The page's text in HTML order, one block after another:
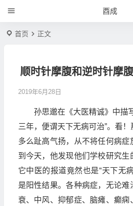
酉成
首页 正文
顺时针摩腹和逆时针摩
2019年6月28日
孙思邈在《大医精诚》中描
三年，便谓天下无病可治”。看
多么趾高气扬，从不将任何病
到今天，他发现他们学校研究
它中医的报道竟然也是“天下无
是阳性结果。各种病症，无论难
衰、中风、抑郁症、脑瘫、癫痫